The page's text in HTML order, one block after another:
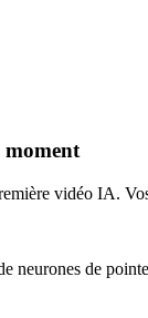
moment
vidéo IA.
neurones de